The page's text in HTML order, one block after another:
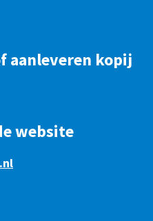
aanleveren kopij
website